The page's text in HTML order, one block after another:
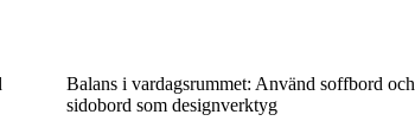
Balans i vardagsrummet: Använd soffbord och
sidobord som designverktyg